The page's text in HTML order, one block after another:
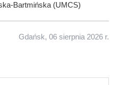
Bartmińska (UMCS)
Gdańsk, 06 sierpnia 2026 r.